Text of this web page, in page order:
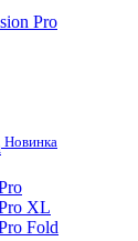
Pro
Новинка
XL
Fold